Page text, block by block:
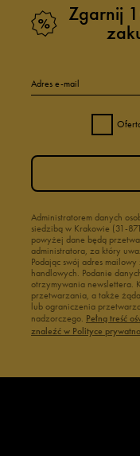
Zgarnij
Adres e-mail
Administratorem danych
siedzibą w Krakowie (31-
powyżej dane będą
administratora, za który
Podając swój adres
handlowych. Podanie
otrzymywania newslettera.
przetwarzania, a także
lub ograniczenia
nadzorczego. Pełną treść
znaleźć w Polityce